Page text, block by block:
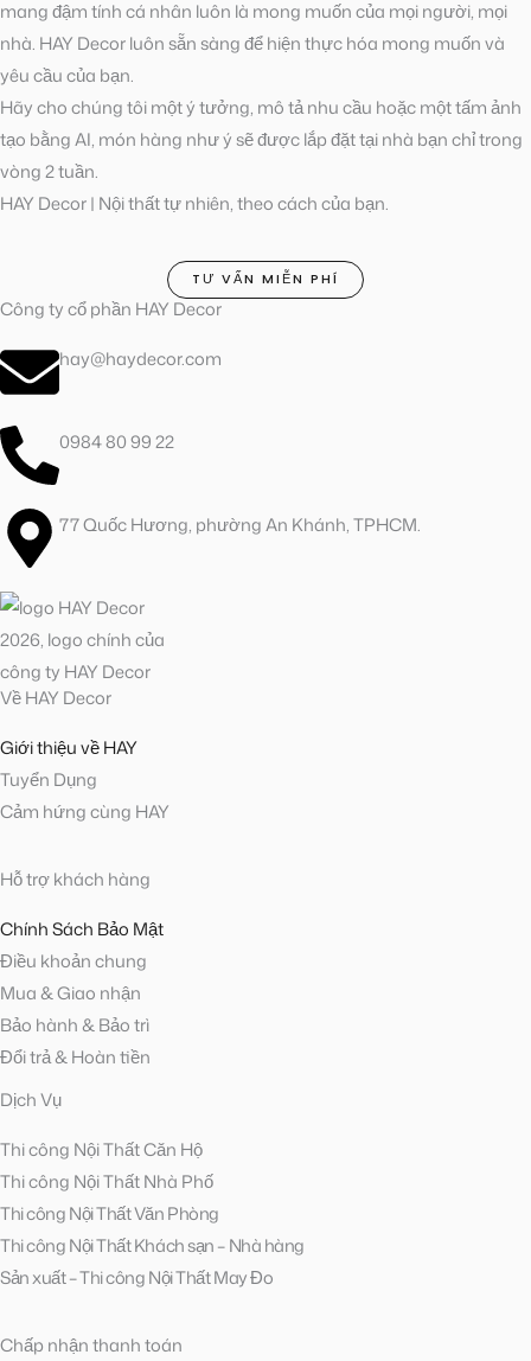
mang đậm tính cá nhân luôn là mong muốn của mọi người, mọi
nhà. HAY Decor luôn sẵn sàng để hiện thực hóa mong muốn và
yêu cầu của bạn.
Hãy cho chúng tôi một ý tưởng, mô tả nhu cầu hoặc một tấm ảnh
tạo bằng AI, món hàng như ý sẽ được lắp đặt tại nhà bạn chỉ trong
vòng 2 tuần.
HAY Decor | Nội thất tự nhiên, theo cách của bạn.
TƯ VẤN MIỄN PHÍ
Công ty cổ phần HAY Decor
hay@haydecor.com
0984 80 99 22
77 Quốc Hương, phường An Khánh, TPHCM.
Về HAY Decor
Giới thiệu về HAY
Tuyển Dụng
Cảm hứng cùng HAY
Hỗ trợ khách hàng
Chính Sách Bảo Mật
Điều khoản chung
Mua & Giao nhận
Bảo hành & Bảo trì
Đổi trả & Hoàn tiền
Dịch Vụ
Thi công Nội Thất Căn Hộ
Thi công Nội Thất Nhà Phố
Thi công Nội Thất Văn Phòng
Thi công Nội Thất Khách sạn – Nhà hàng
Sản xuất – Thi công Nội Thất May Đo
Chấp nhận thanh toán